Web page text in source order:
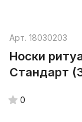
Арт. 18030203
Носки
Стандарт
0